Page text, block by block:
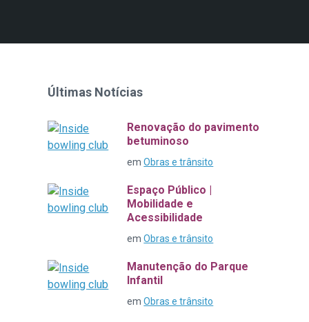
Últimas Notícias
Renovação do pavimento
betuminoso
emObras e trânsito
Espaço Público |
Mobilidade e
Acessibilidade
emObras e trânsito
Manutenção do Parque
Infantil
emObras e trânsito